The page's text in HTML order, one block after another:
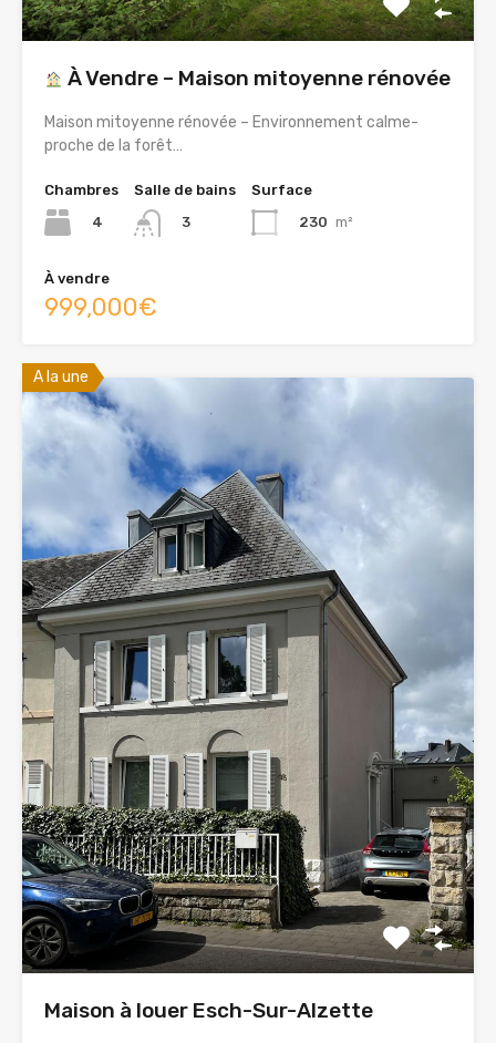
À Vendre – Maison mitoyenne rénovée
Maison mitoyenne rénovée – Environnement calme-
proche de la forêt…
Chambres
4
Salle de bains
3
Surface
230 m²
À vendre
999,000€
A la une
Maison à louer Esch-Sur-Alzette